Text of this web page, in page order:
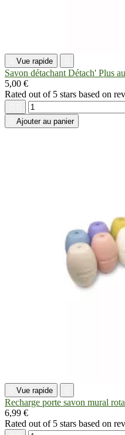
Vue rapide
Savon détachant Détach' Plus
5,00 €
Rated out of 5 stars based on
Ajouter au panier
Vue rapide
Recharge porte savon mural
6,99 €
Rated out of 5 stars based on